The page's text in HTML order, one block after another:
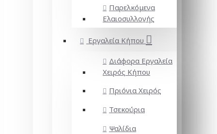
Παρελκόμενα
Ελαιοσυλλογής
Εργαλεία Κήπου
Διάφορα Εργαλεία
Χειρός Κήπου
Πριόνια Χειρός
Τσεκούρια
Ψαλίδια